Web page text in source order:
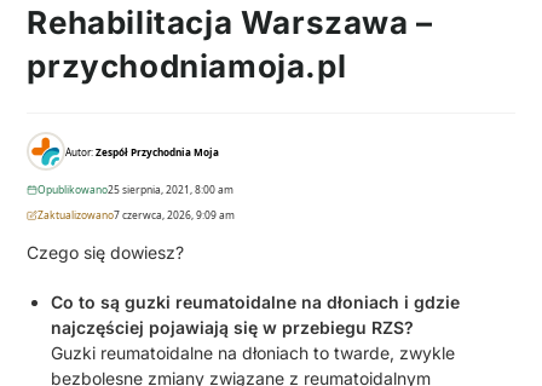
Rehabilitacja Warszawa –
przychodniamoja.pl
Autor:Zespół Przychodnia Moja
Opublikowano25 sierpnia, 2021, 8:00 am
Zaktualizowano7 czerwca, 2026, 9:09 am
Czego się dowiesz?
Co to są guzki reumatoidalne na dłoniach i gdzie
najczęściej pojawiają się w przebiegu RZS?
Guzki reumatoidalne na dłoniach to twarde, zwykle
bezbolesne zmiany związane z reumatoidalnym